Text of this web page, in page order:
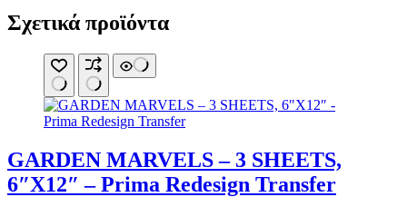
Σχετικά προϊόντα
GARDEN MARVELS – 3 SHEETS,
6″X12″ – Prima Redesign Transfer